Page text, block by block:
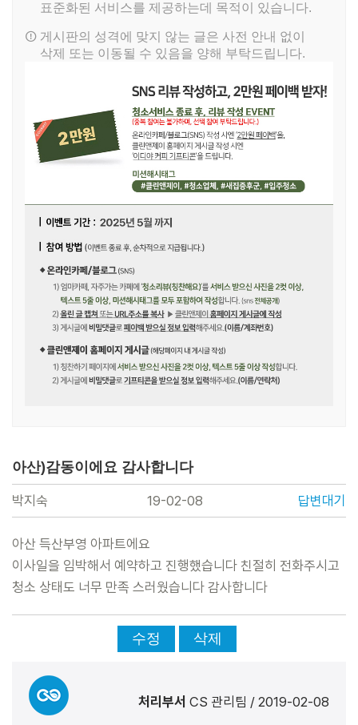
표준화된 서비스를 제공하는데 목적이 있습니다.
게시판의 성격에 맞지 않는 글은 사전 안내 없이
삭제 또는 이동될 수 있음을 양해 부탁드립니다.
아산)감동이에요 감사합니다
박지숙 19-02-08 답변대기
본문
아산 득산부영 아파트에요
이사일을 임박해서 예약하고 진행했습니다 친절히 전화주시고
청소 상태도 너무 만족 스러웠습니다 감사합니다
수정 삭제
처리부서 CS 관리팀 /2019-02-08